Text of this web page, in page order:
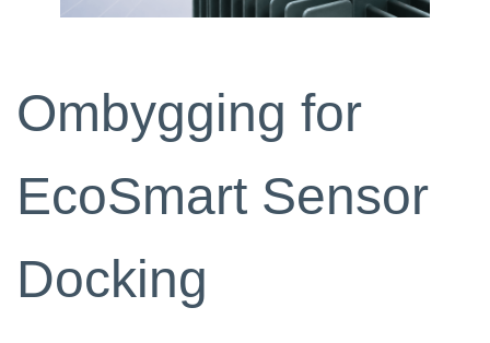
Ombygging for
EcoSmart Sensor
Docking